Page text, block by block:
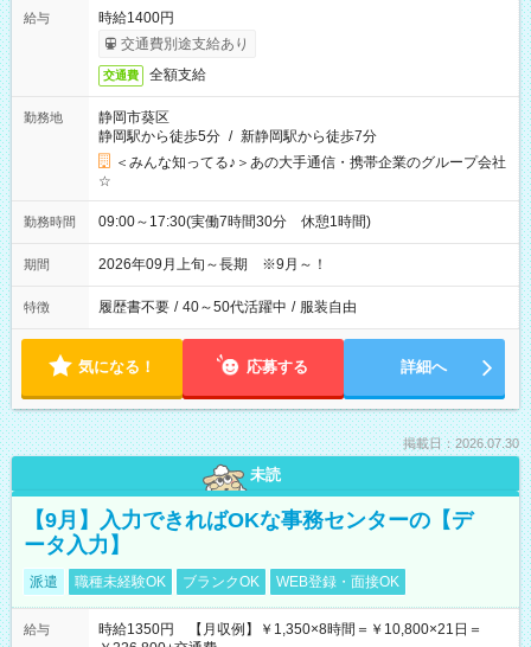
給与
時給1400円
交通費別途支給あり
交通費 全額支給
勤務地
静岡市葵区
静岡駅から徒歩5分 / 新静岡駅から徒歩7分
＜みんな知ってる♪＞あの大手通信・携帯企業のグループ会社
☆
勤務時間 09:00～17:30(実働7時間30分 休憩1時間)
期間 2026年09月上旬～長期 ※9月～！
特徴 履歴書不要 / 40～50代活躍中 / 服装自由
気になる！ 応募する 詳細へ
掲載日：2026.07.30
未読
【9月】入力できればOKな事務センターの【デ
ータ入力】
派遣 職種未経験OK ブランクOK WEB登録・面接OK
給与
時給1350円 【月収例】￥1,350×8時間＝￥10,800×21日＝